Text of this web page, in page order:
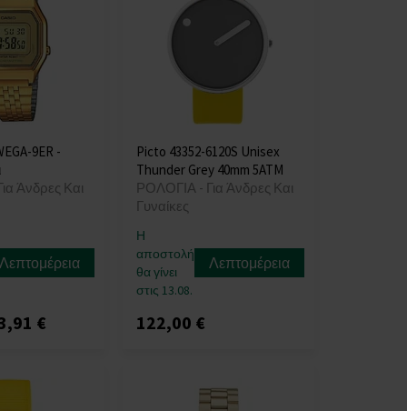
9ER -
Άνδρες Και
€
Picto 43352-6120S Unisex
Thunder Grey 40mm 5ATM
ΡΟΛΟΓΙΑ - Για Άνδρες Και
Γυναίκες
Η
αποστολή
θα γίνει
στις 13.08.
Λεπτομέρεια
122,00 €